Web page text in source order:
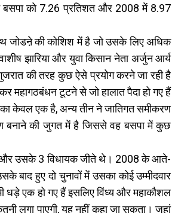
बसपा को 7.26 प्रतिशत और 2008 में 8.97
जोडऩे की कोशिश में है जो उसके लिए अधिक
झारिया और युवा किसान नेता अर्जुन आर्य
की तरह कुछ ऐसे प्रयोग करने जा रही है
महागठबंधन टूटने से जो हालात पैदा हो गए हैं
का केवल एक है, अन्य तीन ने जातिगत समीकरण
बनाने की जुगत में है जिससे वह बसपा में कुछ
थे और उसके 3 विधायक जीते थे। 2008 के आते-
हुए दो चुनावों में उसका कोई उम्मीदवार
धड़े एक हो गए हैं इसलिए विंध्य और महाकौशल
लगा पाएगी, यह नहीं कहा जा सकता। जहां